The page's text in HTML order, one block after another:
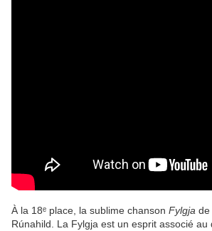
À la 18ᵉ place, la sublime chanson Fylgja de
Rúnahild. La Fylgja est un esprit associé au